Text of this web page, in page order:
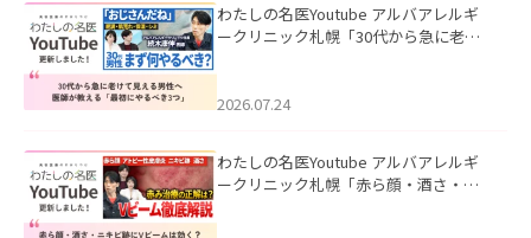
わたしの名医Youtube アルバアレルギ
ークリニック札幌「30代から急に老け
た。
2026.07.24
わたしの名医Youtube アルバアレルギ
ークリニック札幌「赤ら顔・酒さ・ニ